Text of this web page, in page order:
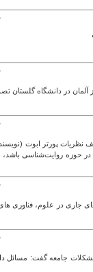
آلمان در دانشگاه گلستان
نظریات پورتر ابوت
حوزه روایت‌شناسی باشد،
جاری در علوم، فناوری
جامعه گفت: مسائل